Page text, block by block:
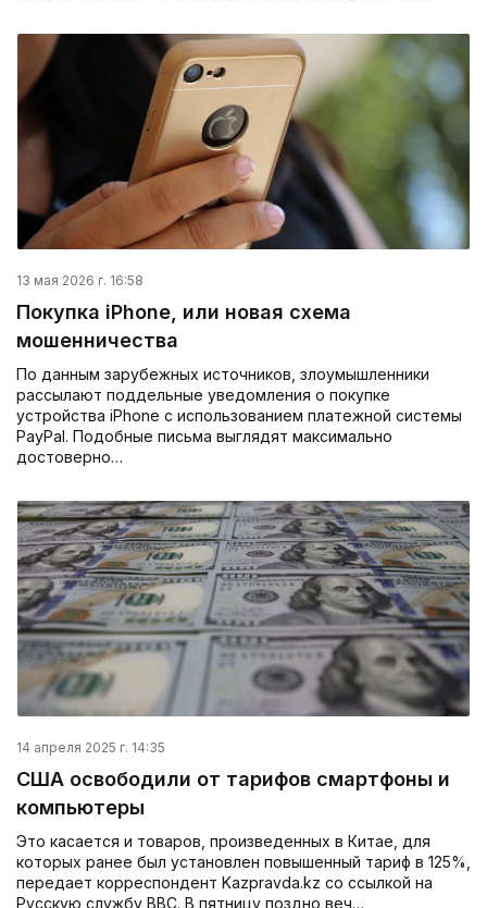
13 мая 2026 г. 16:58
Покупка iPhone, или новая схема
мошенничества
По данным зарубежных источников, злоумышленники
рассылают поддельные уведомления о покупке
устройства iPhone с использованием платежной системы
PayPal. Подобные письма выглядят максимально
достоверно…
14 апреля 2025 г. 14:35
США освободили от тарифов смартфоны и
компьютеры
Это касается и товаров, произведенных в Китае, для
которых ранее был установлен повышенный тариф в 125%,
передает корреспондент Kazpravda.kz со ссылкой на
Русскую службу ВВС. В пятницу поздно веч…